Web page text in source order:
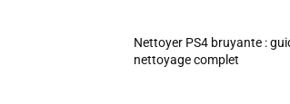
Nettoyer PS4 bruyante :
nettoyage complet